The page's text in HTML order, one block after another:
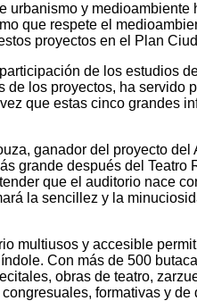
urbanismo y medioambiente
que respete el
proyectos en el Plan
de los estudios
de los proyectos, ha servido
que estas cinco grandes
ganador del proyecto
grande después del Teatro
que el auditorio nace
la sencillez y la
multiusos y accesible
Con más de 500
obras de teatro,
formativas y de